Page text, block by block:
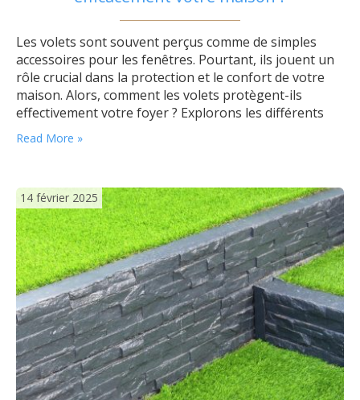
Les volets sont souvent perçus comme de simples
accessoires pour les fenêtres. Pourtant, ils jouent un
rôle crucial dans la protection et le confort de votre
maison. Alors, comment les volets protègent-ils
effectivement votre foyer ? Explorons les différents
avantages qu’ils offrent. Sécurité et dissuasion des
cambrioleurs Un des plus grands atouts des volets est
Read More »
14 février 2025